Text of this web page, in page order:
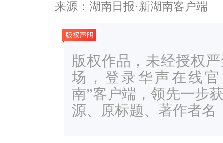
来源：湖南日报·新湖南客户端
版权作品，未经授权
场，登录华声在线官
南”客户端，领先一步
源、原标题、著作者名